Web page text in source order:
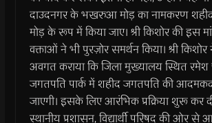
दाउदनगर के भखरुआ मोड़ का नामकरण
मोड़ के रूप में किया जाए। श्री किशोर की इस
वक्ताओं ने भी पुरज़ोर समर्थन किया। श्री किशोर
अवगत कराया कि जिला मुख्यालय स्थित
जगतपति पार्क में शहीद जगतपति की आदमकद
जाएगी। इसके लिए आरंभिक प्रक्रिया शुरू कर
स्थानीय प्रशासन, विद्यार्थी परिषद की ओर